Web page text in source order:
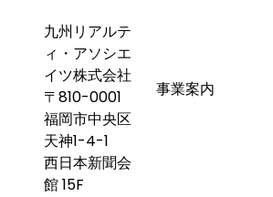
九州リアルテ
ィ・アソシエ
イツ株式会社
〒810-0001
福岡市中央区
天神1-4-1
西日本新聞会
館 15F
事業案内